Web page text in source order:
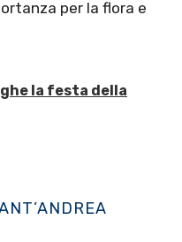
per la flora e
la festa della